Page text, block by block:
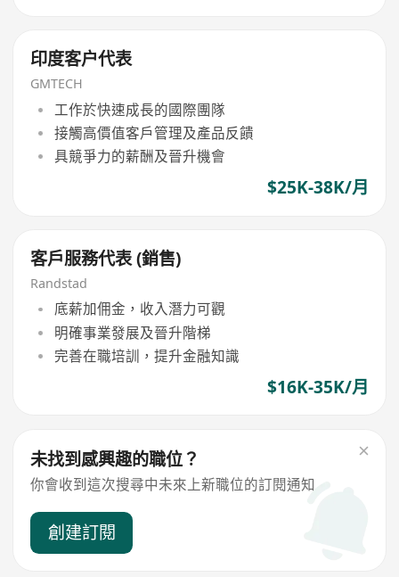
印度客户代表
GMTECH
工作於快速成長的國際團隊
接觸高價值客戶管理及產品反饋
具競爭力的薪酬及晉升機會
$25K-38K/月
客戶服務代表 (銷售)
Randstad
底薪加佣金，收入潛力可觀
明確事業發展及晉升階梯
完善在職培訓，提升金融知識
$16K-35K/月
未找到感興趣的職位？
你會收到這次搜尋中未來上新職位的訂閱通知
創建訂閱